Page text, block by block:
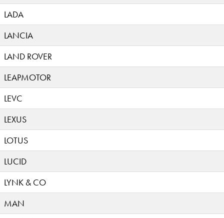
LADA
LANCIA
LAND ROVER
LEAPMOTOR
LEVC
LEXUS
LOTUS
LUCID
LYNK & CO
MAN